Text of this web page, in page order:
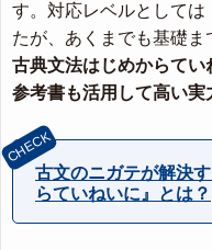
す。対応レベルとしては
たが、あくまでも基礎ま
古典文法はじめからて
参考書も活用して高い実
古文のニガテが解決
らていねいに』とは？